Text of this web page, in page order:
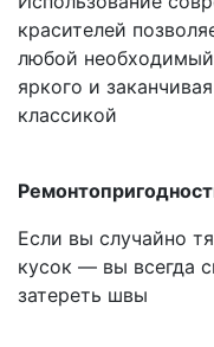
красителей
любой необходимый
яркого и
классикой
Если вы случайно
кусок — вы всегда
затереть швы